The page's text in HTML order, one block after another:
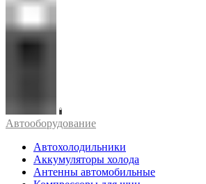
Автооборудование
Автохолодильники
Аккумуляторы холода
Антенны автомобильные